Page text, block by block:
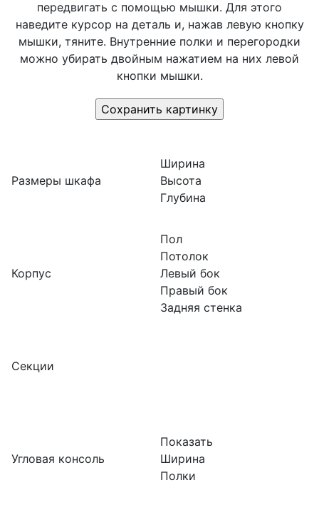
передвигать с помощью мышки. Для этого
наведите курсор на деталь и, нажав левую кнопку
мышки, тяните. Внутренние полки и перегородки
можно убирать двойным нажатием на них левой
кнопки мышки.
Размеры шкафа
Корпус
Секции
Угловая консоль
Ширина
Высота
Глубина
Пол
Потолок
Левый бок
Правый бок
Задняя стенка
Показать
Ширина
Полки